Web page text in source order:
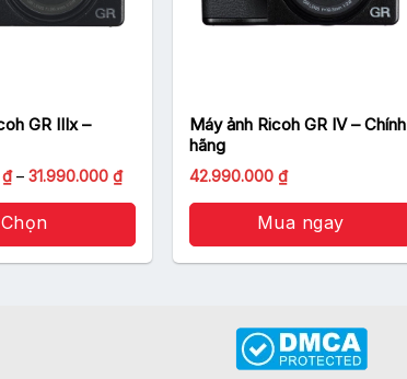
₫ – 31.990.000 ₫Khoảng
giá:
từ
31.990.000 ₫
Chọn
Máy ảnh Ricoh GR IV – Chính
hãng
Giá
là:
48.990.000 ₫.
42.990.000₫Giá
hiện
tại
là:
42.990.000 ₫.
Mua ngay